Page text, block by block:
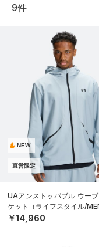
9件
NEW
直営限定
UAアンストッパブル ウー
ケット（ライフスタイル/
￥14,960